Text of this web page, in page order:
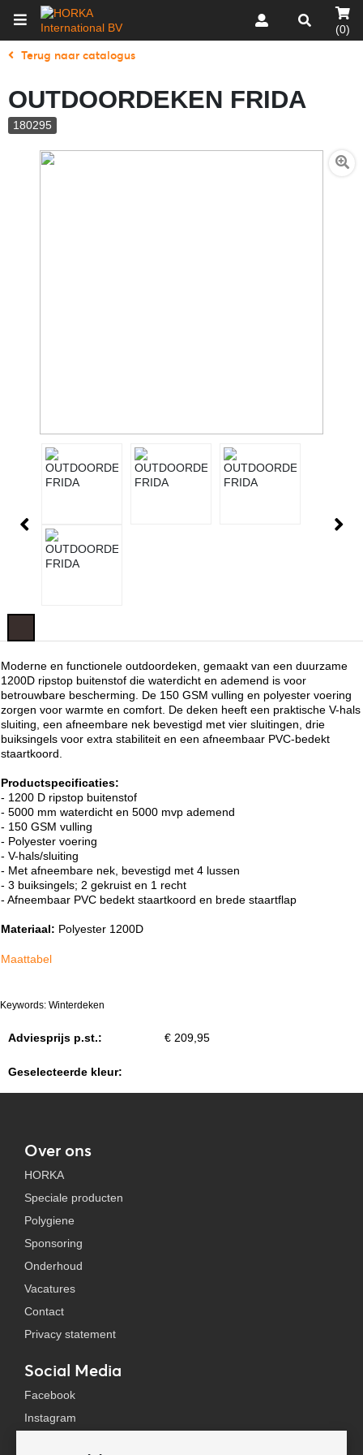
(0)
Terug naar catalogus
OUTDOORDEKEN FRIDA
180295
Moderne en functionele outdoordeken, gemaakt van een duurzame
1200D ripstop buitenstof die waterdicht en ademend is voor
betrouwbare bescherming. De 150 GSM vulling en polyester voering
zorgen voor warmte en comfort. De deken heeft een praktische V-hals
sluiting, een afneembare nek bevestigd met vier sluitingen, drie
buiksingels voor extra stabiliteit en een afneembaar PVC-bedekt
staartkoord.
Productspecificaties:
- 1200 D ripstop buitenstof
- 5000 mm waterdicht en 5000 mvp ademend
- 150 GSM vulling
- Polyester voering
- V-hals/sluiting
- Met afneembare nek, bevestigd met 4 lussen
- 3 buiksingels; 2 gekruist en 1 recht
- Afneembaar PVC bedekt staartkoord en brede staartflap
Materiaal: Polyester 1200D
Maattabel
Keywords: Winterdeken
Adviesprijs p.st.: € 209,95
Geselecteerde kleur:
Over ons
HORKA
Speciale producten
Polygiene
Sponsoring
Onderhoud
Vacatures
Contact
Privacy statement
Social Media
Facebook
Instagram